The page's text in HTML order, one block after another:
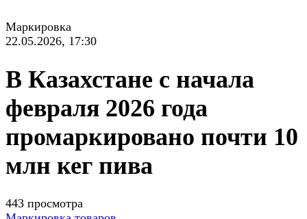
Маркировка
22.05.2026, 17:30
В Казахстане с начала
февраля 2026 года
промаркировано почти 10
млн кег пива
443 просмотра